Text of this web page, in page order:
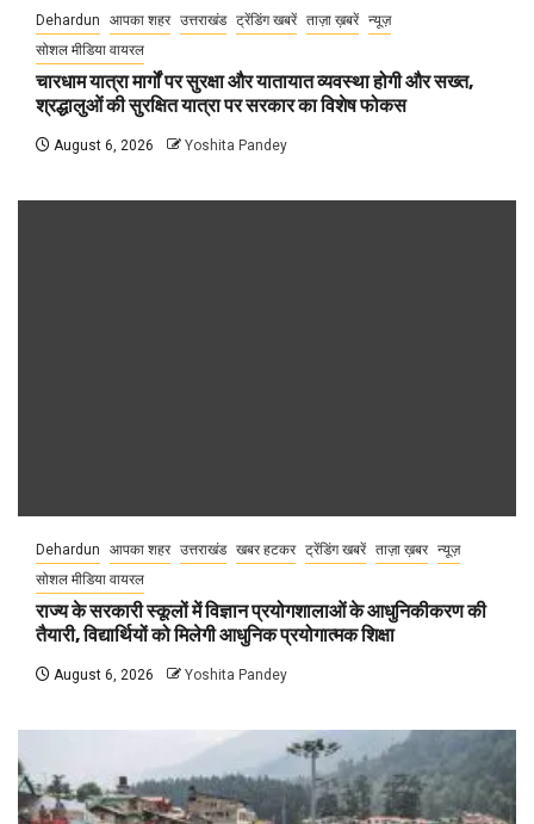
Dehardun आपका शहर उत्तराखंड ट्रेंडिंग खबरें ताज़ा ख़बरें न्यूज़
सोशल मीडिया वायरल
चारधाम यात्रा मार्गों पर सुरक्षा और यातायात व्यवस्था होगी और सख्त,
श्रद्धालुओं की सुरक्षित यात्रा पर सरकार का विशेष फोकस
August 6, 2026 Yoshita Pandey
Dehardun आपका शहर उत्तराखंड खबर हटकर ट्रेंडिंग खबरें ताज़ा ख़बर न्यूज़
सोशल मीडिया वायरल
राज्य के सरकारी स्कूलों में विज्ञान प्रयोगशालाओं के आधुनिकीकरण की
तैयारी, विद्यार्थियों को मिलेगी आधुनिक प्रयोगात्मक शिक्षा
August 6, 2026 Yoshita Pandey